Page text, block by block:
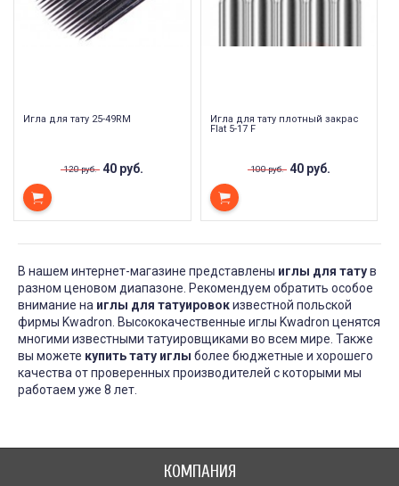
Игла для тату 25-49RM
120 руб. 40 руб.
Игла для тату плотный закрас
Flat 5-17 F
100 руб. 40 руб.
В нашем интернет-магазине представлены иглы для татув
разном ценовом диапазоне. Рекомендуем обратить особое
внимание на иглы для татуировокизвестной польской
фирмы Kwadron. Высококачественные иглы Kwadron ценятся
многими известными татуировщиками во всем мире. Также
вы можете купить тату иглы более бюджетные и хорошего
качества от проверенных производителей с которыми мы
работаем уже 8 лет.
КОМПАНИЯ